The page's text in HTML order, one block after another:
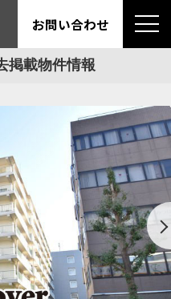
お問い合わせ
掲載物件情報